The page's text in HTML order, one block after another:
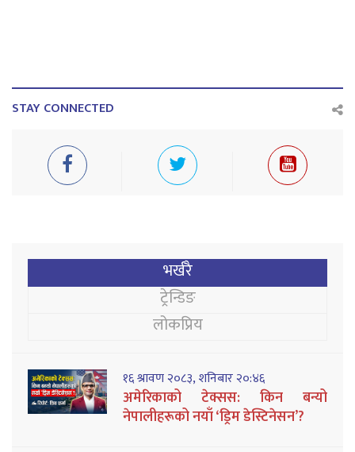
STAY CONNECTED
भर्खरै
ट्रेन्डिङ
लोकप्रिय
१६ श्रावण २०८३, शनिबार २०:४६
अमेरिकाको टेक्सस: किन बन्यो
नेपालीहरूको नयाँ ‘ड्रिम डेस्टिनेसन’?